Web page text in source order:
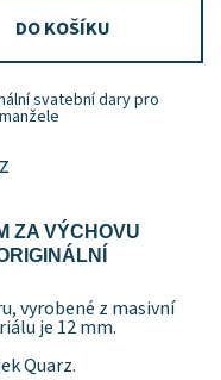
svatební dary pro
ZA VÝCHOVU
vyrobené z masivní
je 12 mm.
Quarz.